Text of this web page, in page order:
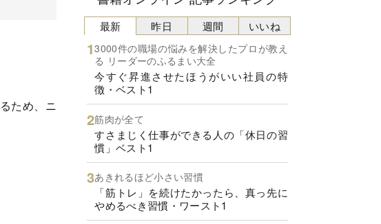
ため、ニ
最新
3000件の職場の悩みを解決したプロが教え
る リーダーのふるまい大全
今すぐ昇進させたほうがいい社員の特
徴・ベスト1
筋肉が全て
すさまじく仕事ができる人の「休日の習
慣」ベスト1
あきれるほど小さい習慣
「筋トレ」を続けたかったら、真っ先に
やめるべき習慣・ワースト1
昨日 週間 いいね